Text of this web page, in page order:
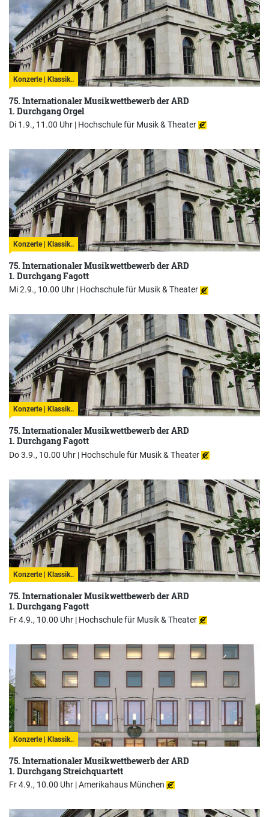
Konzerte | Klassik..
75. Internationaler Musikwettbewerb der ARD
1. Durchgang Orgel
Di 1.9., 11.00 Uhr | Hochschule für Musik & Theater
Konzerte | Klassik..
75. Internationaler Musikwettbewerb der ARD
1. Durchgang Fagott
Mi 2.9., 10.00 Uhr | Hochschule für Musik & Theater
Konzerte | Klassik..
75. Internationaler Musikwettbewerb der ARD
1. Durchgang Fagott
Do 3.9., 10.00 Uhr | Hochschule für Musik & Theater
Konzerte | Klassik..
75. Internationaler Musikwettbewerb der ARD
1. Durchgang Fagott
Fr 4.9., 10.00 Uhr | Hochschule für Musik & Theater
Konzerte | Klassik..
75. Internationaler Musikwettbewerb der ARD
1. Durchgang Streichquartett
Fr 4.9., 10.00 Uhr |Amerikahaus München